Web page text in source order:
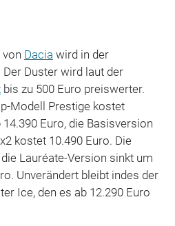
von Dacia wird in der
Duster wird laut der
bis zu 500 Euro preiswerter.
Modell Prestige kostet
Euro, die Basisversion
kostet 10.490 Euro. Die
Lauréate-Version sinkt um
Unverändert bleibt indes der
Ice, den es ab 12.290 Euro